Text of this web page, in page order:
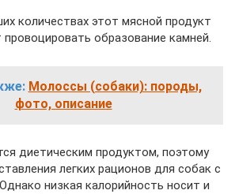
количествах этот мясной продукт
образование камней.
Молоссы (собаки): породы,
фото, описание
диетическим продуктом, поэтому
легких рационов для собак с
низкая калорийность носит и